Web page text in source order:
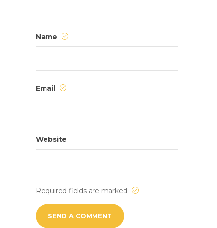
Name
Email
Website
Required fields are marked